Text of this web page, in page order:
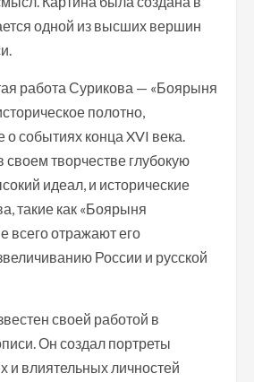
одной из высших вершин
работа Сурикова — «Боярыня
полотно,
событиях конца XVI века.
своем творчестве глубокую
идеал, и исторические
такие как «Боярыня
всего отражают его
России и русской
своей работой в
Он создал портреты
и влиятельных личностей